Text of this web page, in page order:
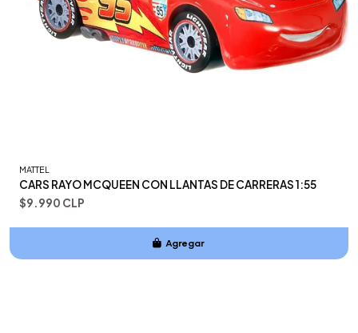
MATTEL
CARS RAYO MCQUEEN CON LLANTAS DE CARRERAS 1:55
$9.990 CLP
Agregar